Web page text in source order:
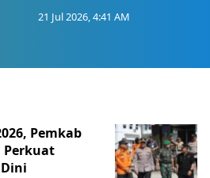
21 Jul 2026, 4:41 AM
Pemkab
Perkuat